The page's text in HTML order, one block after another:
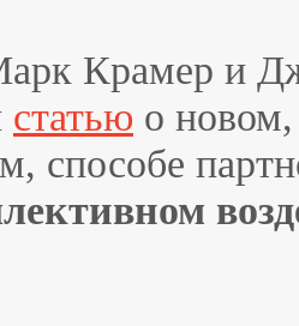
Крамер и
статью о
способе